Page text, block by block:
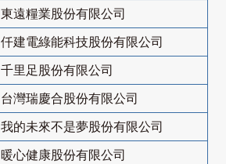
東遠糧業股份有限公司
仟建電綠能科技股份有限公司
千里足股份有限公司
台灣瑞慶合股份有限公司
我的未來不是夢股份有限公司
暖心健康股份有限公司